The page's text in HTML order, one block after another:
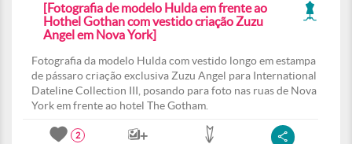
[Fotografia de modelo Hulda em frente ao
Hothel Gothan com vestido criação Zuzu
Angel em Nova York]
Fotografia da modelo Hulda com vestido longo em estampa
de pássaro criação exclusiva Zuzu Angel para International
Dateline Collection III, posando para foto nas ruas de Nova
York em frente ao hotel The Gotham.
2